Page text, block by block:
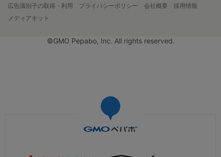
広告識別子の取得・利用
プライバシーポリシー 会社概要
採用情報
メディアキット
©GMO Pepabo, Inc. All rights reserved.